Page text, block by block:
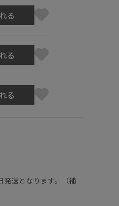
る
る
る
発送となります。（補